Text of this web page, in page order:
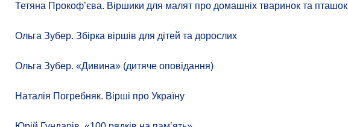
Тетяна Прокоф’єва. Віршики для малят про домашніх тваринок та пташок
Ольга Зубер. Збірка віршів для дітей та дорослих
Ольга Зубер. «Дивина» (дитяче оповідання)
Наталія Погребняк. Вірші про Україну